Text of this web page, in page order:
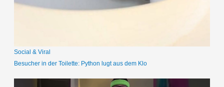
c
Social & Viral
Besucher in der Toilette: Python lugt aus dem Klo